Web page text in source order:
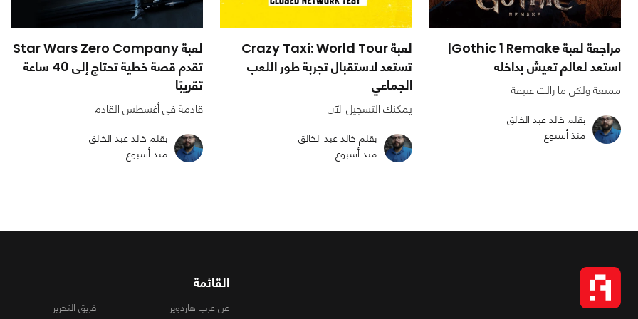
مراجعة لعبة Gothic 1 Remake|
استعد لعالم تعيش بداخله
ممتعة ولكن ما زالت عتيقة
بقلم خالد عبد الخالق
منذ أسبوع
لعبة Crazy Taxi: World Tour
تستعد لاستقبال تجربة طور اللعب
الجماعي
يمكنك التسجيل الآن
بقلم خالد عبد الخالق
منذ أسبوع
لعبة Star Wars Zero Company
تقدم قصة خطية تحتاج إلى 40 ساعة
تقريبًا
قادمة في أغسطس القادم
بقلم خالد عبد الخالق
منذ أسبوع
القائمة
عن عرب هاردوير فريق التحرير